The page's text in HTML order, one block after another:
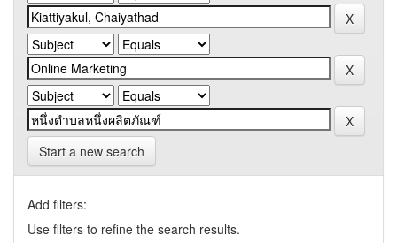
Start a new search
Add filters:
Use filters to refine the search results.